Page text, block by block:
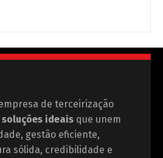
de terceirização
soluções ideais que unem
gestão eficiente,
sólida, credibilidade e